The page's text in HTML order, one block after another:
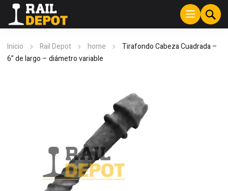
Inicio Rail Depot home
Tirafondo Cabeza Cuadrada –
6” de largo – diámetro variable